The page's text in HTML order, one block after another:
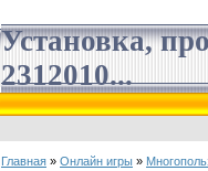
Установка,
2312010...
Главная » Онлайн игры »